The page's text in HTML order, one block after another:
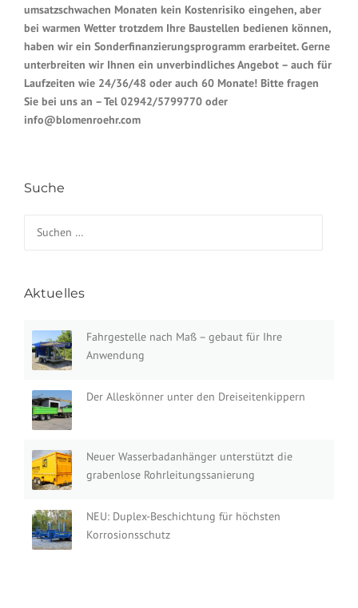
umsatzschwachen Monaten kein Kostenrisiko eingehen, aber
bei warmen Wetter trotzdem Ihre Baustellen bedienen können,
haben wir ein Sonderfinanzierungsprogramm erarbeitet. Gerne
unterbreiten wir Ihnen ein unverbindliches Angebot – auch für
Laufzeiten wie 24/36/48 oder auch 60 Monate! Bitte fragen
Sie bei uns an – Tel 02942/5799770 oder
info@blomenroehr.com
Suche
Aktuelles
Fahrgestelle nach Maß – gebaut für Ihre
Anwendung
Der Alleskönner unter den Dreiseitenkippern
Neuer Wasserbadanhänger unterstützt die
grabenlose Rohrleitungssanierung
NEU: Duplex-Beschichtung für höchsten
Korrosionsschutz